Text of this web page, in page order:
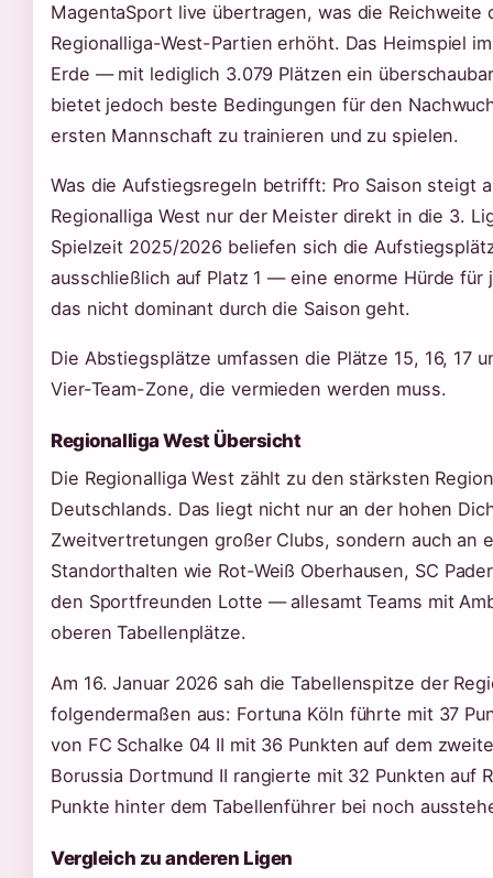
MagentaSport live übertragen, was die Reichweite
Regionalliga-West-Partien erhöht. Das Heimspiel
Erde — mit lediglich 3.079 Plätzen ein
bietet jedoch beste Bedingungen für den
ersten Mannschaft zu trainieren und zu spielen.
Was die Aufstiegsregeln betrifft: Pro Saison steigt
Regionalliga West nur der Meister direkt in die 3.
Spielzeit 2025/2026 beliefen sich die
ausschließlich auf Platz 1 — eine enorme Hürde für
das nicht dominant durch die Saison geht.
Die Abstiegsplätze umfassen die Plätze 15, 16, 17
Vier-Team-Zone, die vermieden werden muss.
Regionalliga West Übersicht
Die Regionalliga West zählt zu den stärksten
Deutschlands. Das liegt nicht nur an der hohen
Zweitvertretungen großer Clubs, sondern auch an
Standorthalten wie Rot-Weiß Oberhausen, SC
den Sportfreunden Lotte — allesamt Teams mit
oberen Tabellenplätze.
Am 16. Januar 2026 sah die Tabellenspitze der
folgendermaßen aus: Fortuna Köln führte mit 37
von FC Schalke 04 II mit 36 Punkten auf dem
Borussia Dortmund II rangierte mit 32 Punkten auf
Punkte hinter dem Tabellenführer bei noch
Vergleich zu anderen Ligen